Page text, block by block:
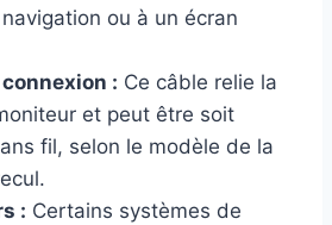
ou à un écran
: Ce câble relie la
et peut être soit
fil, selon le modèle de la
: Certains systèmes de